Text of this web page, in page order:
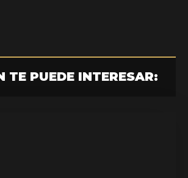
TE PUEDE INTERESAR: